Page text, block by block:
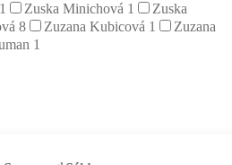
1 Zuska Minichová 1
Zuska
8 Zuzana Kubicová 1
Zuzana
1